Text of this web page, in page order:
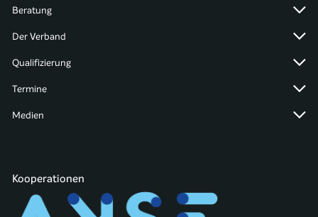
Beratung
Der Verband
Qualifizierung
Termine
Medien
Kooperationen